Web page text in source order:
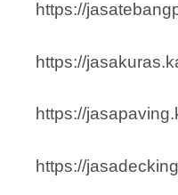
https://
https://
https://
https://